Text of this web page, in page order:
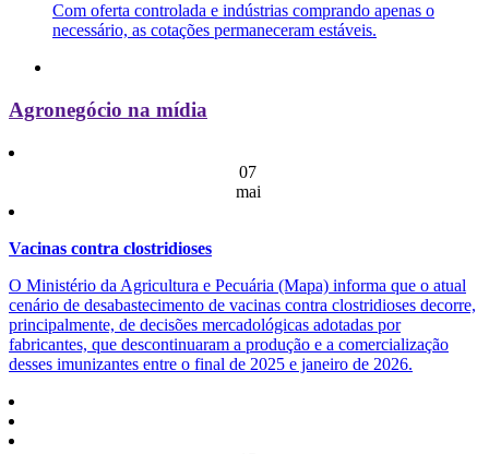
Com oferta controlada e indústrias comprando apenas o
necessário, as cotações permaneceram estáveis.
Agronegócio na mídia
07
mai
Vacinas contra clostridioses
O Ministério da Agricultura e Pecuária (Mapa) informa que o atual
cenário de desabastecimento de vacinas contra clostridioses decorre,
principalmente, de decisões mercadológicas adotadas por
fabricantes, que descontinuaram a produção e a comercialização
desses imunizantes entre o final de 2025 e janeiro de 2026.